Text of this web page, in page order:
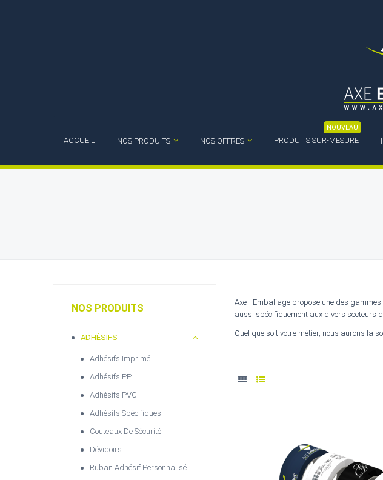
ACCUEIL NOS PRODUITS NOS OFFRES PRODUITS SUR-MESURE
NOUVEAU
NOS PRODUITS
ADHÉSIFS
Adhésifs Imprimé
Adhésifs PP
Adhésifs PVC
Adhésifs Spécifiques
Couteaux De Sécurité
Dévidoirs
Ruban Adhésif Personnalisé
Axe - Emballage propose une des
aussi spécifiquement aux divers secteurs
Quel que soit votre métier, nous aurons la